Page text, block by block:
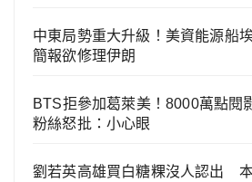
中東局勢重大升級！美資能源船
簡報欲修理伊朗
BTS拒參加葛萊美！8000萬點
粉絲怒批：小心眼
劉若英高雄買白糖粿沒人認出